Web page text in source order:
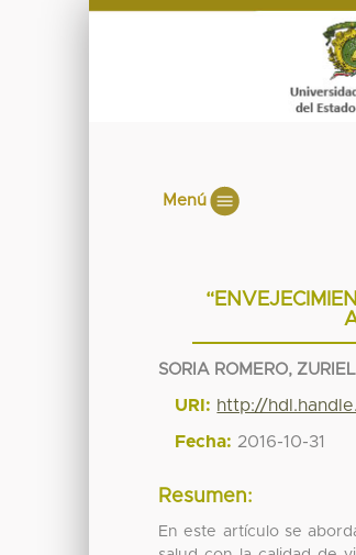
Menú
SORIA ROMERO, ZURIEL
URI: http://
Fecha: 2016-10-31
Resumen:
En este artículo se